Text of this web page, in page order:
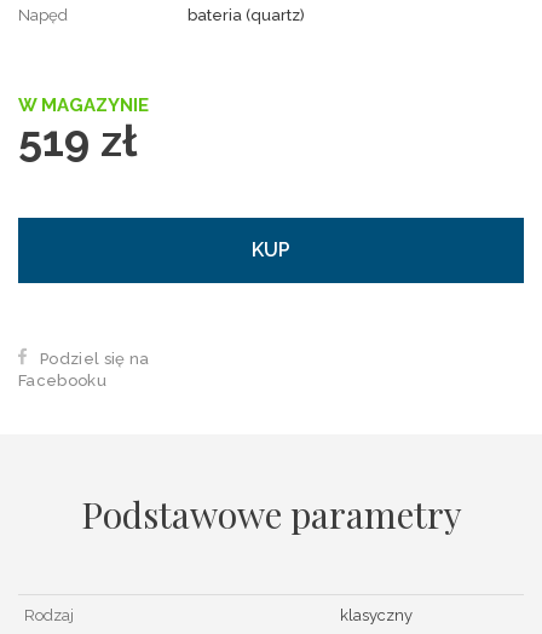
Napęd
bateria (quartz)
W MAGAZYNIE
519 zł
KUP
Podziel się na
Facebooku
Podstawowe parametry
Rodzaj klasyczny